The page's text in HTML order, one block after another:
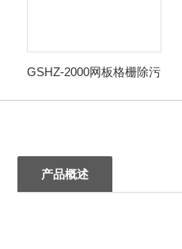
GSHZ-2000网板格栅除污
产品概述